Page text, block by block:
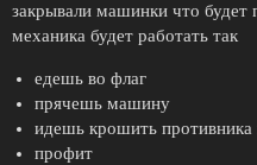
закрывали машинки что будет
механика будет работать так
едешь во флаг
прячешь машину
идешь крошить
профит